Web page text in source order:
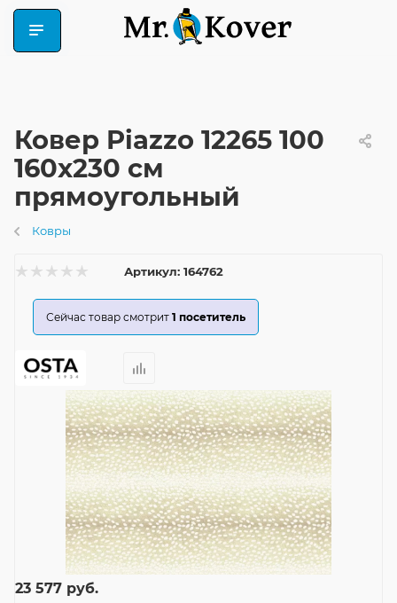
Ковер Piazzo 12265 100
160x230 см
прямоугольный
Ковры
Артикул: 164762
Сейчас товар смотрит 1 посетитель
23 577 руб.